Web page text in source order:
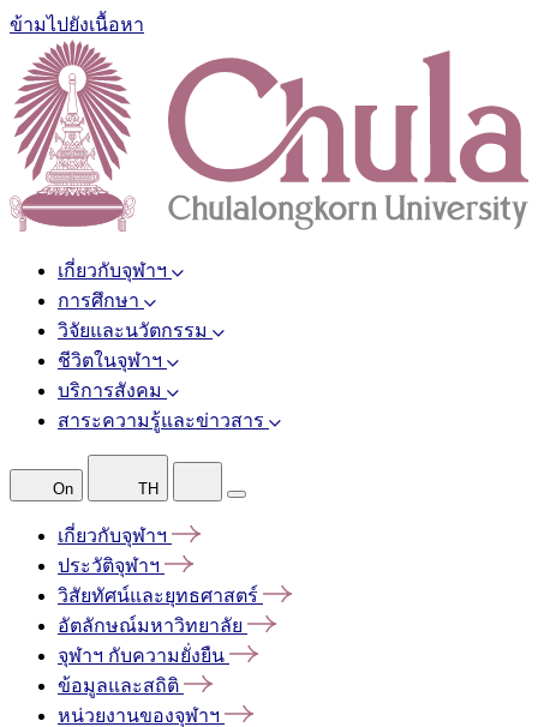
ข้ามไปยังเนื้อหา
เกี่ยวกับจุฬาฯ
การศึกษา
วิจัยและนวัตกรรม
ชีวิตในจุฬาฯ
บริการสังคม
สาระความรู้และข่าวสาร
On TH
เกี่ยวกับจุฬาฯ
ประวัติจุฬาฯ
วิสัยทัศน์และยุทธศาสตร์
อัตลักษณ์มหาวิทยาลัย
จุฬาฯ กับความยั่งยืน
ข้อมูลและสถิติ
หน่วยงานของจุฬาฯ